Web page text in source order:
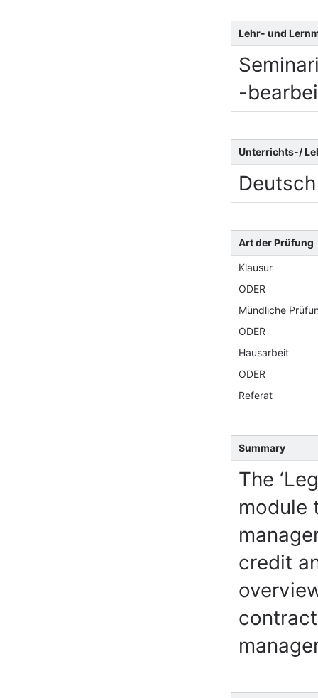
Lehr- und
-
Unterrichts-/
Deutsch
Art der Prüfung
Klausur
ODER
Mündliche
ODER
Hausarbeit
ODER
Referat
Summary
The
module
credit